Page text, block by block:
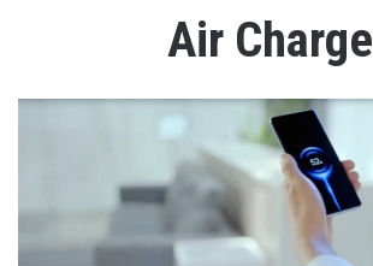
Air Charge